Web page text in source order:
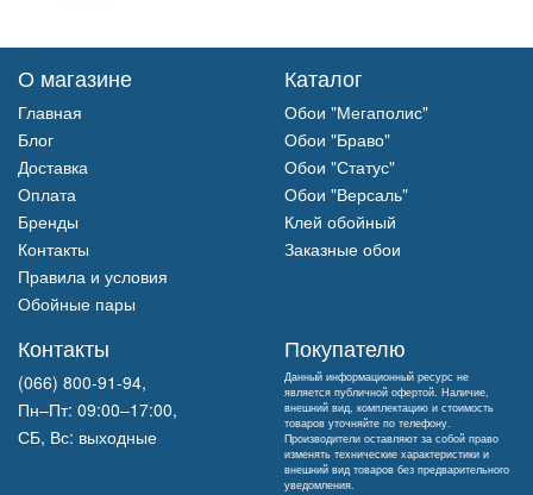
О магазине
Главная
Блог
Доставка
Оплата
Бренды
Контакты
Правила и условия
Обойные пары
Каталог
Обои "Мегаполис"
Обои "Браво"
Обои "Статус"
Обои "Версаль"
Клей обойный
Заказные обои
Контакты
(066) 800-91-94,
Пн–Пт: 09:00–17:00,
СБ, Вс: выходные
Покупателю
Данный информационный ресурс не
является публичной офертой. Наличие,
внешний вид, комплектацию и стоимость
товаров уточняйте по телефону.
Производители оставляют за собой право
изменять технические характеристики и
внешний вид товаров без предварительного
уведомления.